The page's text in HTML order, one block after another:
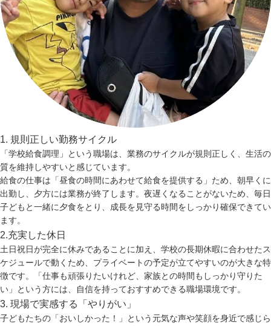
1. 規則正しい勤務サイクル
「学校給食調理」という職場は、業務のサイクルが規則正しく、生活の
質を維持しやすいと感じています。
給食の仕事は「昼食の時間にあわせて給食を提供する」ため、朝早くに
出勤し、夕方には業務が終了します。夜遅くなることがないため、毎日
子どもと一緒に夕食をとり、成長を見守る時間をしっかり確保できてい
ます。
2.充実した休日
土日祝日が完全に休みであることに加え、学校の長期休暇に合わせたス
ケジュールで動くため、プライベートの予定が立てやすいのが大きな特
徴です。「仕事も頑張りたいけれど、家族との時間もしっかり守りた
い」という方には、自信を持っておすすめできる職場環境です。
3. 現場で実感する「やりがい」
子どもたちの「おいしかった！」という元気な声や笑顔を身近で感じら